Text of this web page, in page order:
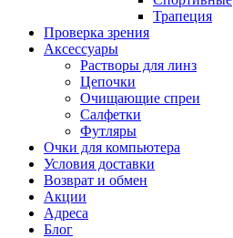
Трапеция
Проверка зрения
Аксессуары
Растворы для линз
Цепочки
Очищающие спреи
Салфетки
Футляры
Очки для компьютера
Условия доставки
Возврат и обмен
Акции
Адреса
Блог